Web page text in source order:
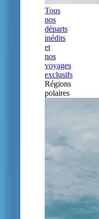
Tous
nos
départs
inédits
et
nos
voyages
exclusifs
Régions
polaires